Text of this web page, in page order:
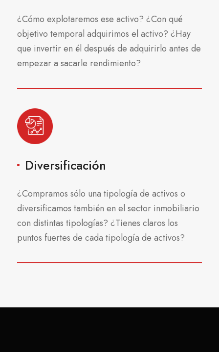
¿Cómo explotaremos ese activo? ¿Con qué
objetivo temporal adquirimos el activo? ¿Hay
que invertir en él después de adquirirlo antes de
empezar a sacarle rendimiento?
Diversificación
¿Compramos sólo una tipología de activos o
diversificamos también en el sector inmobiliario
con distintas tipologías? ¿Tienes claros los
puntos fuertes de cada tipología de activos?